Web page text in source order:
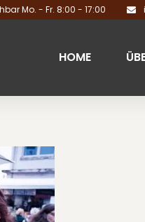
Mo. - Fr. 8:00 - 17:00
HOME